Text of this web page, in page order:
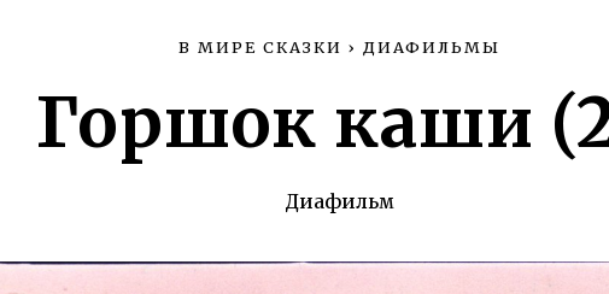
В МИРЕ СКАЗКИ › ДИАФИЛЬМЫ
Горшок каши
Диафильм